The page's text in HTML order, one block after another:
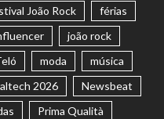
João Rock
férias
joão rock
moda
música
2026
Newsbeat
Prima Qualità